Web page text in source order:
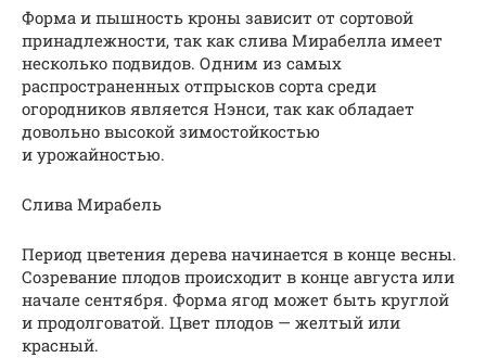
Форма и пышность кроны зависит от сортовой
принадлежности, так как слива Мирабелла имеет
несколько подвидов. Одним из самых
распространенных отпрысков сорта среди
огородников является Нэнси, так как обладает
довольно высокой зимостойкостью
и урожайностью.
Слива Мирабель
Период цветения дерева начинается в конце весны.
Созревание плодов происходит в конце августа или
начале сентября. Форма ягод может быть круглой
и продолговатой. Цвет плодов — желтый или
красный.